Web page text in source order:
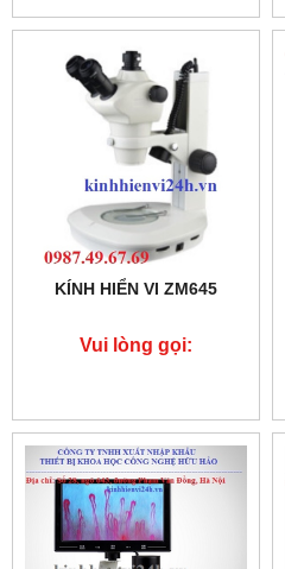
0987.49.67.69
KÍNH HIỂN VI ZM645
Vui lòng gọi: